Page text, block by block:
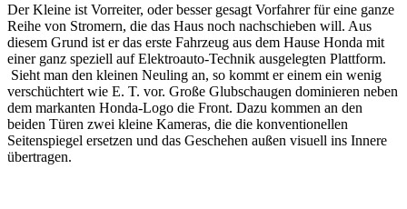
Der Kleine ist Vorreiter, oder besser gesagt Vorfahrer für eine ganze
Reihe von Stromern, die das Haus noch nachschieben will. Aus
diesem Grund ist er das erste Fahrzeug aus dem Hause Honda mit
einer ganz speziell auf Elektroauto-Technik ausgelegten Plattform.
Sieht man den kleinen Neuling an, so kommt er einem ein wenig
verschüchtert wie E. T. vor. Große Glubschaugen dominieren neben
dem markanten Honda-Logo die Front. Dazu kommen an den
beiden Türen zwei kleine Kameras, die die konventionellen
Seitenspiegel ersetzen und das Geschehen außen visuell ins Innere
übertragen.